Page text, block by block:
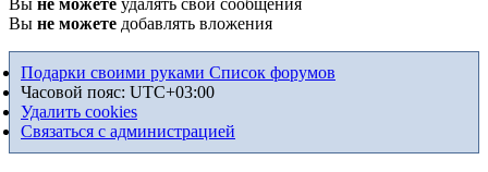
Вы не можете добавлять вложения
Подарки своими руками Список форумов
Часовой пояс: UTC+03:00
Удалить cookies
Связаться с администрацией